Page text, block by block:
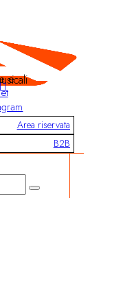
musicali
Area riservata
B2B